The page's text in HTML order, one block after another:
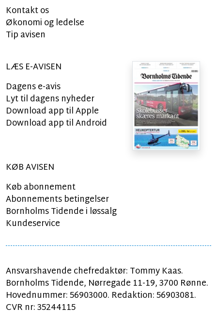
Kontakt os
Økonomi og ledelse
Tip avisen
LÆS E-AVISEN
Dagens e-avis
Lyt til dagens nyheder
Download app til Apple
Download app til Android
KØB AVISEN
Køb abonnement
Abonnements betingelser
Bornholms Tidende i løssalg
Kundeservice
Ansvarshavende chefredaktør: Tommy Kaas.
Bornholms Tidende, Nørregade 11-19, 3700 Rønne.
Hovednummer: 56903000. Redaktion: 56903081.
CVR nr: 35244115